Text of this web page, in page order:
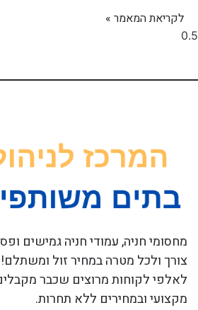
לקריאת המאמר »
מחסומי חניה, עמודי חניה גמישים
צורך ולכל מטרה במחיר זול
לאלפי לקוחות מרוצים שכבר
מקצועי ובמחירים ללא תחרות.